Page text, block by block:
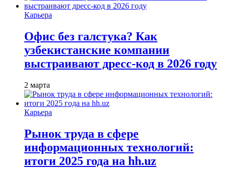
Карьера
Офис без галстука? Как
узбекистанские компании
выстраивают дресс-код в 2026 году
2 марта
Карьера
Рынок труда в сфере
информационных технологий:
итоги 2025 года на hh.uz